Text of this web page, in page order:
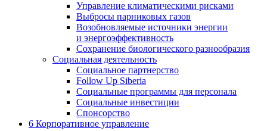
Управление климатическими рисками
Выбросы парниковых газов
Возобновляемые источники энергии
и энергоэффективность
Сохранение биологического разнообразия
Социальная деятельность
Социальное партнерство
Follow Up Siberia
Социальные программы для персонала
Социальные инвестиции
Спонсорство
6 Корпоративное управление